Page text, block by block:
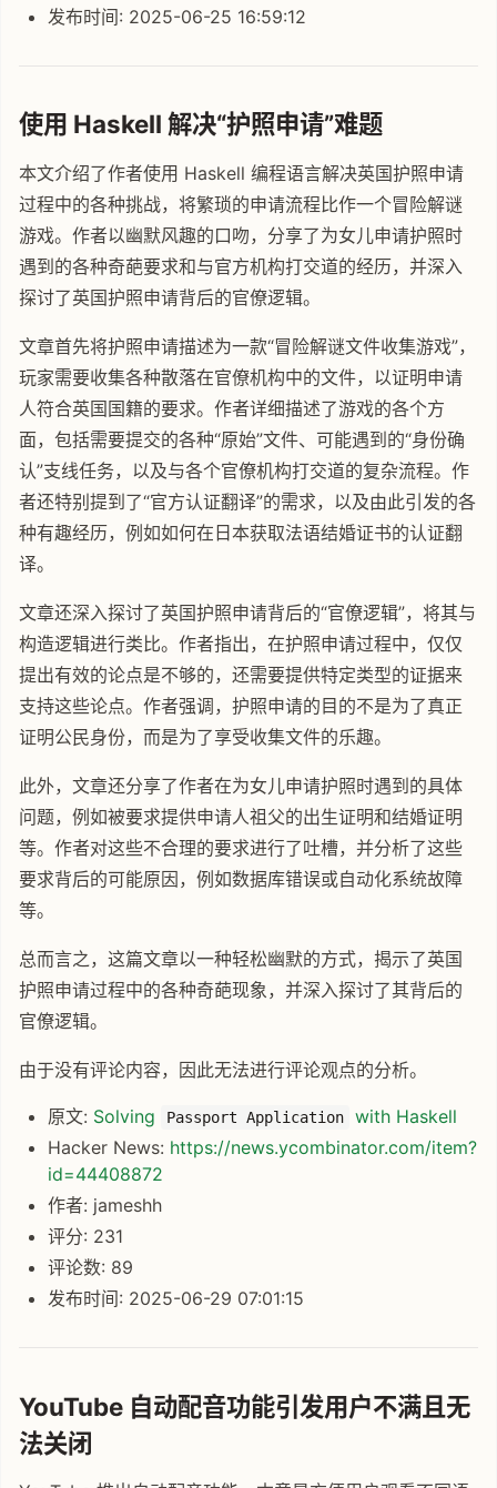
发布时间: 2025-06-25 16:59:12
使用 Haskell 解决“护照申请”难题
本文介绍了作者使用 Haskell 编程语言解决英国护照申请
过程中的各种挑战，将繁琐的申请流程比作一个冒险解谜
游戏。作者以幽默风趣的口吻，分享了为女儿申请护照时
遇到的各种奇葩要求和与官方机构打交道的经历，并深入
探讨了英国护照申请背后的官僚逻辑。
文章首先将护照申请描述为一款“冒险解谜文件收集游戏”，
玩家需要收集各种散落在官僚机构中的文件，以证明申请
人符合英国国籍的要求。作者详细描述了游戏的各个方
面，包括需要提交的各种“原始”文件、可能遇到的“身份确
认”支线任务，以及与各个官僚机构打交道的复杂流程。作
者还特别提到了“官方认证翻译”的需求，以及由此引发的各
种有趣经历，例如如何在日本获取法语结婚证书的认证翻
译。
文章还深入探讨了英国护照申请背后的“官僚逻辑”，将其与
构造逻辑进行类比。作者指出，在护照申请过程中，仅仅
提出有效的论点是不够的，还需要提供特定类型的证据来
支持这些论点。作者强调，护照申请的目的不是为了真正
证明公民身份，而是为了享受收集文件的乐趣。
此外，文章还分享了作者在为女儿申请护照时遇到的具体
问题，例如被要求提供申请人祖父的出生证明和结婚证明
等。作者对这些不合理的要求进行了吐槽，并分析了这些
要求背后的可能原因，例如数据库错误或自动化系统故障
等。
总而言之，这篇文章以一种轻松幽默的方式，揭示了英国
护照申请过程中的各种奇葩现象，并深入探讨了其背后的
官僚逻辑。
由于没有评论内容，因此无法进行评论观点的分析。
原文: Solving Passport Application
with Haskell
Hacker News: https://news.ycombinator.com/item?
id=44408872
作者: jameshh
评分: 231
评论数: 89
发布时间: 2025-06-29 07:01:15
YouTube 自动配音功能引发用户不满且无
法关闭